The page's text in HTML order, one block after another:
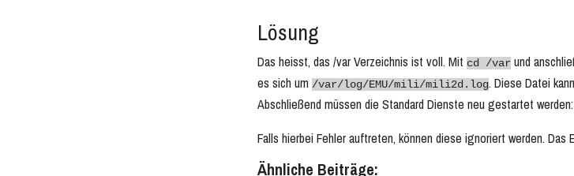
Lösung
Das heisst, das /var Verzeichnis ist voll. Mit cd /var und
es sich um /var/log/EMU/mili/mili2d.log. Diese Datei
Abschließend müssen die Standard Dienste neu gestartet werden:
Falls hierbei Fehler auftreten, können diese ignoriert werden.
Ähnliche Beiträge: